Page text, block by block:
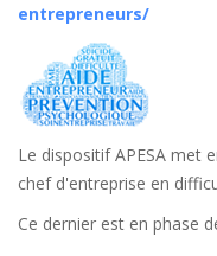
entrepreneurs/
Le dispositif APESA met
chef d'entreprise en
Ce dernier est en phase